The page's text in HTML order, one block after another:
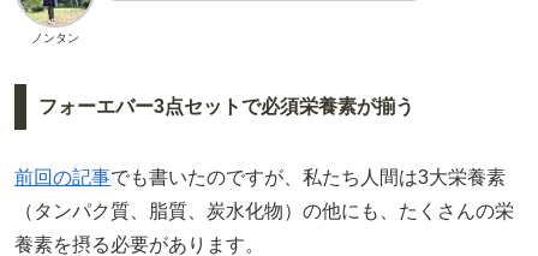
ノンタン
フォーエバー3点セットで必須栄養素が揃う
前回の記事でも書いたのですが、私たち人間は3大栄養素
（タンパク質、脂質、炭水化物）の他にも、たくさんの栄
養素を摂る必要があります。